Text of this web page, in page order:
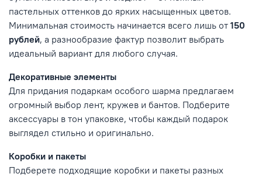
пастельных оттенков до ярких насыщенных цветов.
Минимальная стоимость начинается всего лишь от 150
рублей, а разнообразие фактур позволит выбрать
идеальный вариант для любого случая.
Декоративные элементы
Для придания подаркам особого шарма предлагаем
огромный выбор лент, кружев и бантов. Подберите
аксессуары в тон упаковке, чтобы каждый подарок
выглядел стильно и оригинально.
Коробки и пакеты
Подберете подходящие коробки и пакеты разных